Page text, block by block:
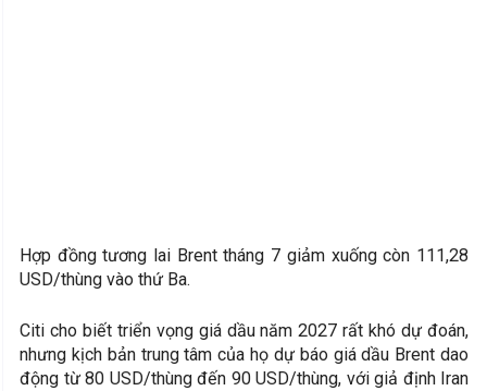
Hợp đồng tương lai Brent tháng 7 giảm xuống còn 111,28
USD/thùng vào thứ Ba.
Citi cho biết triển vọng giá dầu năm 2027 rất khó dự đoán,
nhưng kịch bản trung tâm của họ dự báo giá dầu Brent dao
động từ 80 USD/thùng đến 90 USD/thùng, với giả định Iran